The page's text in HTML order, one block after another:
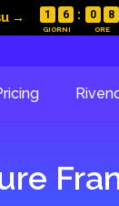
→ 1 6 0 8